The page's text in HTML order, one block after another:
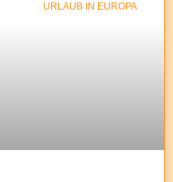
URLAUB IN EUROPA